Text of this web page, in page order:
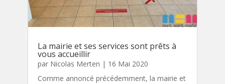
La mairie et ses services sont prêts à
vous accueillir
par Nicolas Merten | 16 Mai 2020
Comme annoncé précédemment, la mairie et